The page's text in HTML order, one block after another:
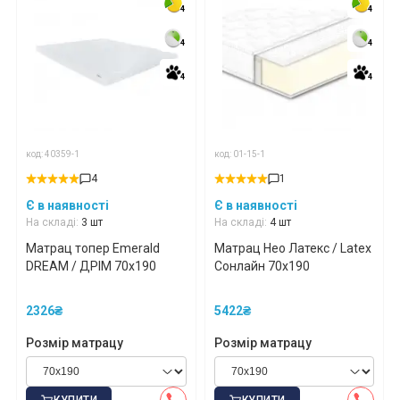
4
4
4
код: 40359-1
4
Є в наявності
На складі: 3 шт
4
4
4
Матрац топер Emerald
DREAM / ДРІМ 70x190
2326₴
Розмір матрацу
4
4
4
код: 01-15-1
1
Є в наявності
На складі: 4 шт
4
4
4
Матрац Нео Латекс / Latex
Сонлайн 70x190
5422₴
Розмір матрацу